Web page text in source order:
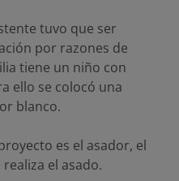
tuvo que ser
por razones de
tiene un niño con
ello se colocó una
blanco.
es el asador, el
el asado.